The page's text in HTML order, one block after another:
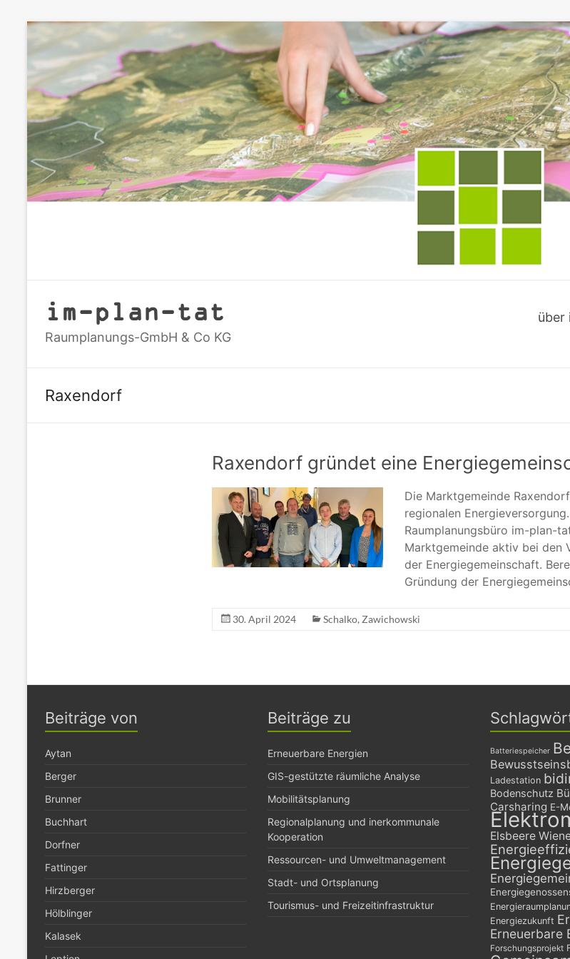
Zum
Inhalt
springen
im-plan-tat
Raumplanungs-GmbH & Co KG
über
Raxendorf
Raxendorf gründet eine
Die Marktgemeinde
regionalen
Raumplanungsbüro im-plan-
Marktgemeinde aktiv bei den
der Energiegemeinschaft.
Gründung der
30. April 2024 Schalko, Zawichowski
Beiträge von
Aytan
Berger
Brunner
Buchhart
Dorfner
Fattinger
Hirzberger
Hölblinger
Kalasek
Beiträge zu
Erneuerbare Energien
GIS-gestützte räumliche Analyse
Mobilitätsplanung
Regionalplanung und inerkommunale
Kooperation
Ressourcen- und Umweltmanagement
Stadt- und Ortsplanung
Tourismus- und Freizeitinfrastruktur
Batteriespeicher
Ladestation
Bodenschutz
Carsharing E-
Elsbeere
Energiezukunft
Erneuerbare
Forschungsprojekt